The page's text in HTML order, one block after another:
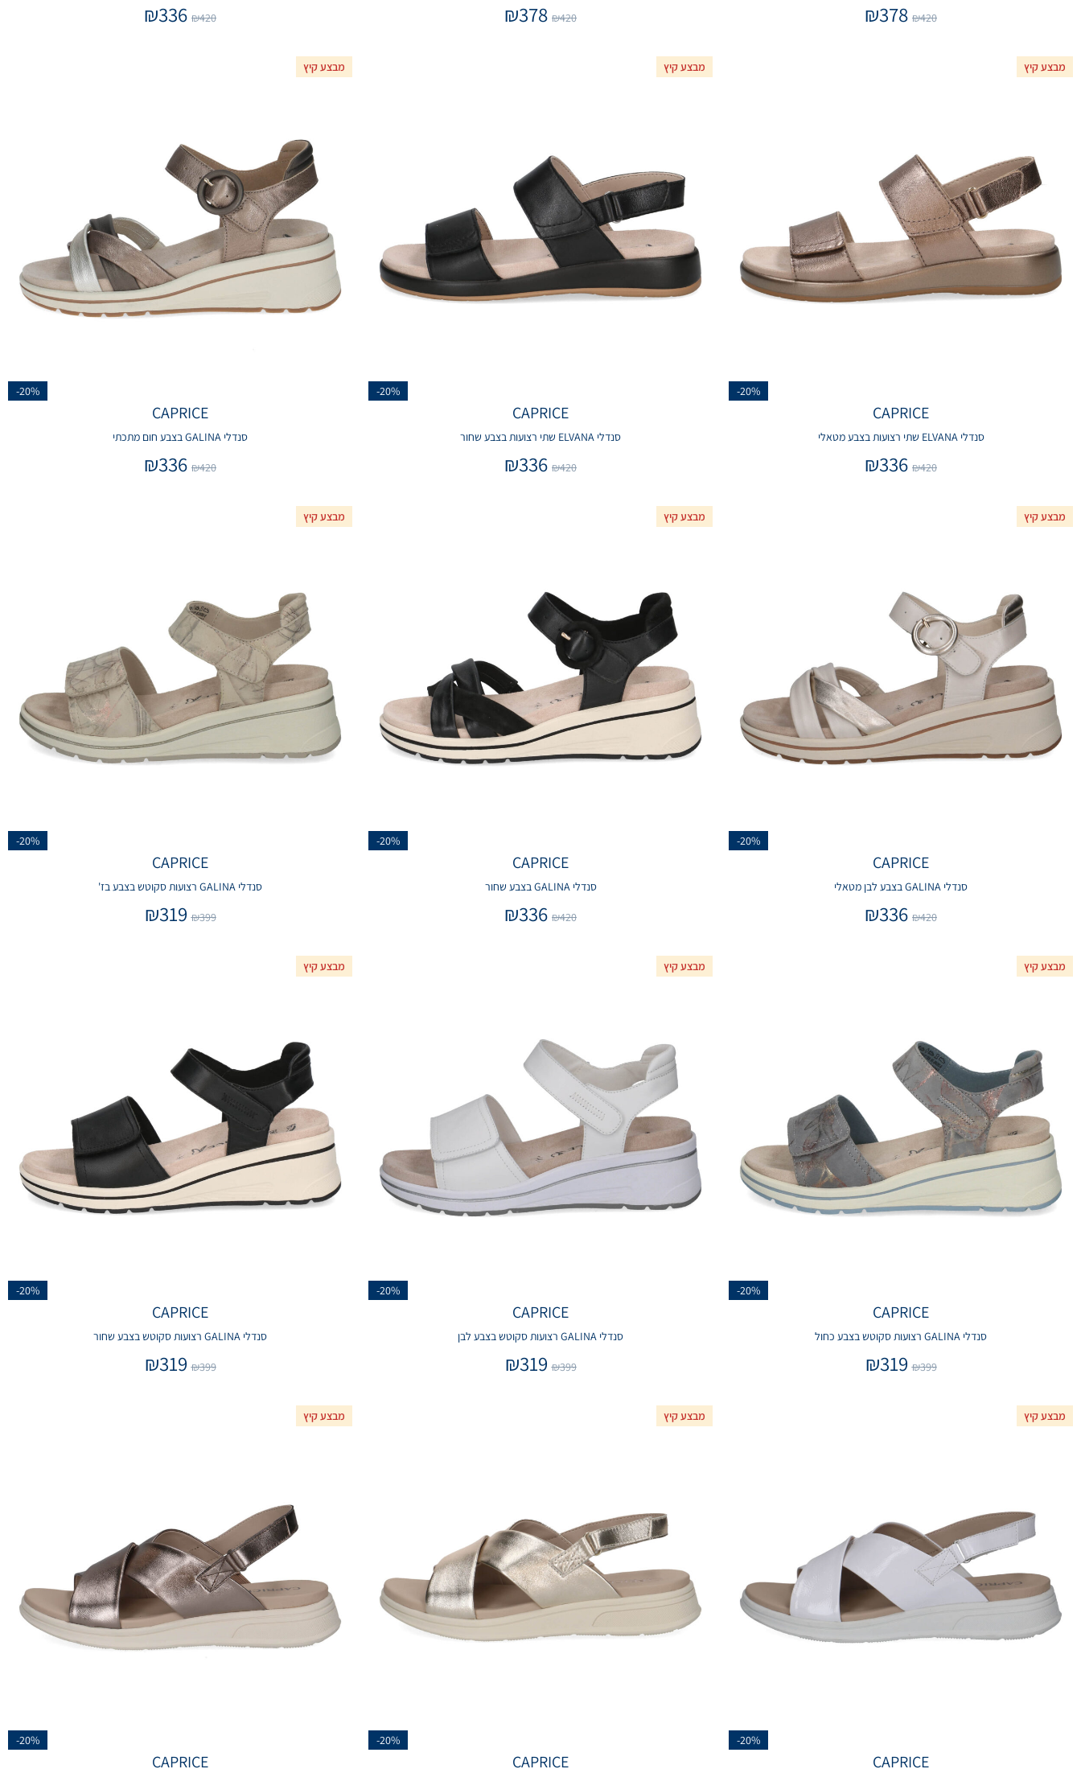
₪420
₪378
₪420
₪378
₪420
₪336
מבצע קיץ
-20%
CAPRICE
סנדלי ELVANA שתי רצועות בצבע מטאלי
₪420
₪336
מבצע קיץ
-20%
CAPRICE
סנדלי ELVANA שתי רצועות בצבע שחור
₪420
₪336
מבצע קיץ
-20%
CAPRICE
סנדלי GALINA בצבע חום מתכתי
₪420
₪336
מבצע קיץ
-20%
CAPRICE
סנדלי GALINA בצבע לבן מטאלי
₪420
₪336
מבצע קיץ
-20%
CAPRICE
סנדלי GALINA בצבע שחור
₪420
₪336
מבצע קיץ
-20%
CAPRICE
סנדלי GALINA רצועות סקוטש בצבע בז'
₪399
₪319
מבצע קיץ
-20%
CAPRICE
סנדלי GALINA רצועות סקוטש בצבע כחול
₪399
₪319
מבצע קיץ
-20%
CAPRICE
סנדלי GALINA רצועות סקוטש בצבע לבן
₪399
₪319
מבצע קיץ
-20%
CAPRICE
סנדלי GALINA רצועות סקוטש בצבע שחור
₪399
₪319
מבצע קיץ
-20%
CAPRICE
מבצע קיץ
-20%
CAPRICE
מבצע קיץ
-20%
CAPRICE